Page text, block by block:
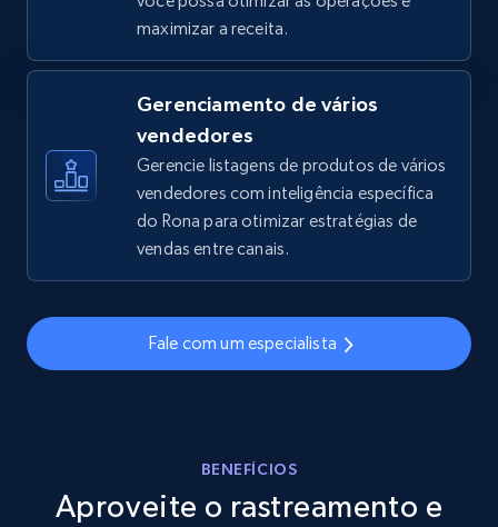
TikTok Shop - discover records by shop url
price, Final price, Discount percent, and more.
668+
Amazon sellers info
URL, Product id, Title, Seller name, Seller rating,
maximizar a receita.
Gerenciamento de vários
vendedores
Gerencie listagens de produtos de vários
vendedores com inteligência específica
do Rona para otimizar estratégias de
vendas entre canais.
Fale com um especialista
BENEFÍCIOS
Aproveite o rastreamento e